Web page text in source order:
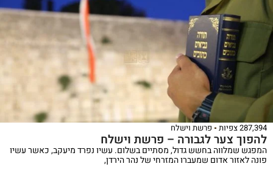
287,394 צפיות פרשת וישלח
להפוך צער לגבורה – פרשת וישלח
המפגש שמלווה בחשש גדול, מסתיים בשלום. עשיו נפרד מיעקב, כאשר עשיו
פונה לאזור אדום שמעברו המזרחי של נהר הירדן,